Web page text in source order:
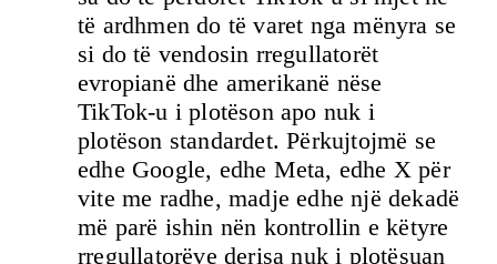
të ardhmen do të varet nga mënyra se
si do të vendosin rregullatorët
evropianë dhe amerikanë nëse
TikTok-u i plotëson apo nuk i
plotëson standardet. Përkujtojmë se
edhe Google, edhe Meta, edhe X për
vite me radhe, madje edhe një dekadë
më parë ishin nën kontrollin e këtyre
rregullatorëve derisa nuk i plotësuan